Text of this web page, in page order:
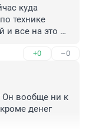
куда
технике
и все на это
это не
+0 –0
Он вообще ни к
денег